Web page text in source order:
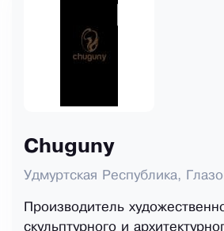
Chuguny
Удмуртская Республика,
Производитель
скульптурного и